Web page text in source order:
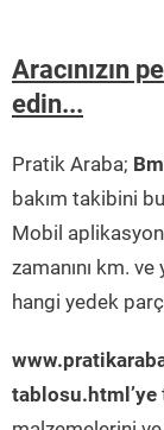
Aracınızın
edin...
Pratik Araba;
bakım takibini
Mobil
zamanını km. ve
hangi yedek
tablosu.html’ye